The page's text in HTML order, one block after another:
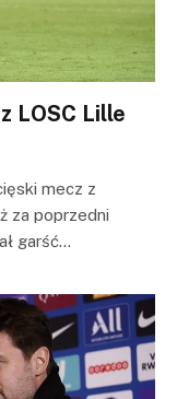
LOSC Lille
mecz z
za poprzedni
garść…